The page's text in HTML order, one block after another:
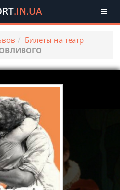
.IN.UA
Билеты на театр